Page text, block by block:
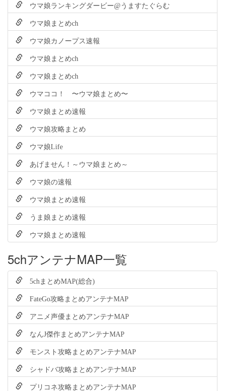
ウマ娘ランキングダービー@うますたぐらむ
ウマ娘まとめch
ウマ娘カノープス速報
ウマ娘まとめch
ウマ娘まとめch
ウマココ！ 〜ウマ娘まとめ〜
ウマ娘まとめ速報
ウマ娘攻略まとめ
ウマ娘Life
あげません！～ウマ娘まとめ～
ウマ娘の速報
ウマ娘まとめ速報
うま娘まとめ速報
ウマ娘まとめ速報
5chアンテナMAP一覧
5chまとめMAP(総合)
FateGo攻略まとめアンテナMAP
アニメ声優まとめアンテナMAP
なんJ傑作まとめアンテナMAP
モンスト攻略まとめアンテナMAP
シャドバ攻略まとめアンテナMAP
プリコネ攻略まとめアンテナMAP